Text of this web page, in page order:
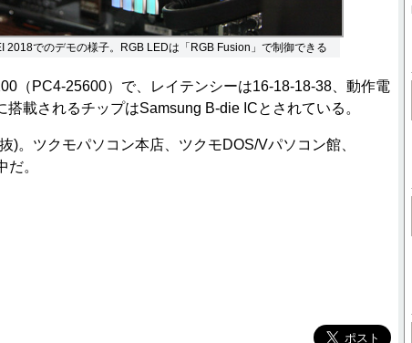
2018でのデモの様子。RGB LEDは「RGB Fusion」で制御できる
（PC4-25600）で、レイテンシーは16-18-18-38、動作電
搭載されるチップはSamsung B-die ICとされている。
)。ツクモパソコン本店、ツクモDOS/Vパソコン館、
。